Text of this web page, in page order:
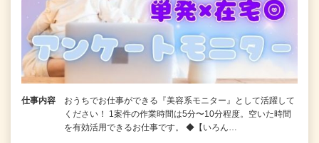
仕事内容
おうちでお仕事ができる『美容系モニター』として活躍して
ください！ 1案件の作業時間は5分〜10分程度。空いた時間
を有効活用できるお仕事です。 ◆【いろん…